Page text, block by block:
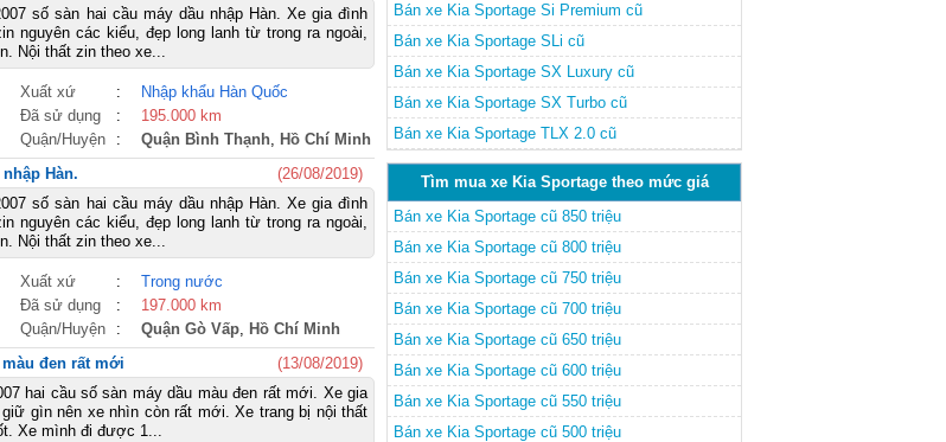
số sàn hai cầu máy dầu nhập Hàn. Xe gia đình
nguyên các kiểu, đẹp long lanh từ trong ra ngoài,
Nội thất zin theo xe...
Xuất xứ :
Nhập khẩu Hàn Quốc
Đã sử dụng :
195.000 km
Quận/Huyện : Quận Bình Thạnh, Hồ Chí Minh
Hàn.
(26/08/2019)
số sàn hai cầu máy dầu nhập Hàn. Xe gia đình
nguyên các kiểu, đẹp long lanh từ trong ra ngoài,
Nội thất zin theo xe...
Xuất xứ :
Trong nước
Đã sử dụng :
197.000 km
Quận/Huyện : Quận Gò Vấp, Hồ Chí Minh
màu đen rất mới
(13/08/2019)
hai cầu số sàn máy dầu màu đen rất mới. Xe gia
gìn nên xe nhìn còn rất mới. Xe trang bị nội thất
Xe mình đi được 1...
Bán xe Kia Sportage Si Premium cũ
Bán xe Kia Sportage SLi cũ
Bán xe Kia Sportage SX Luxury cũ
Bán xe Kia Sportage SX Turbo cũ
Bán xe Kia Sportage TLX 2.0 cũ
Tìm mua xe Kia Sportage theo mức giá
Bán xe Kia Sportage cũ 850 triệu
Bán xe Kia Sportage cũ 800 triệu
Bán xe Kia Sportage cũ 750 triệu
Bán xe Kia Sportage cũ 700 triệu
Bán xe Kia Sportage cũ 650 triệu
Bán xe Kia Sportage cũ 600 triệu
Bán xe Kia Sportage cũ 550 triệu
Bán xe Kia Sportage cũ 500 triệu